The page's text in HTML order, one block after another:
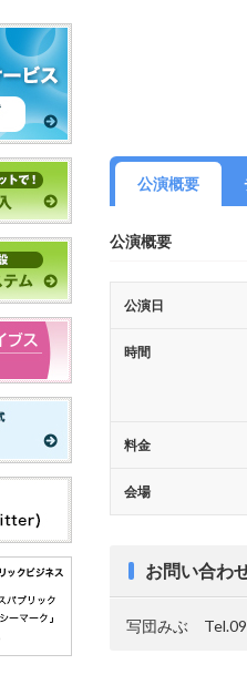
公演概要
公演概要
公演日
時間
料金
会場
お問い合わ
写団みぶ